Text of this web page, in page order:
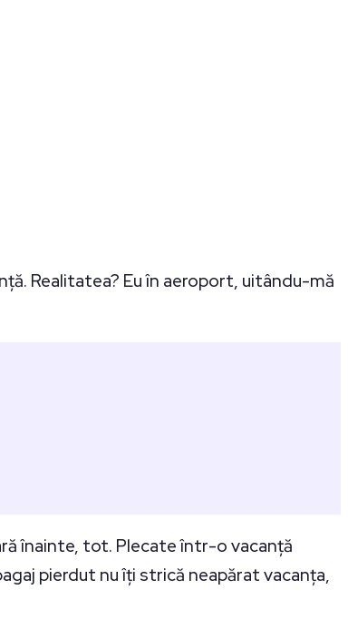
Realitatea? Eu în aeroport, uitându-mă
înainte, tot. Plecate într-o vacanță
pierdut nu îți strică neapărat vacanța,